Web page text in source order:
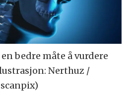
bedre måte å vurdere
Nerthuz /